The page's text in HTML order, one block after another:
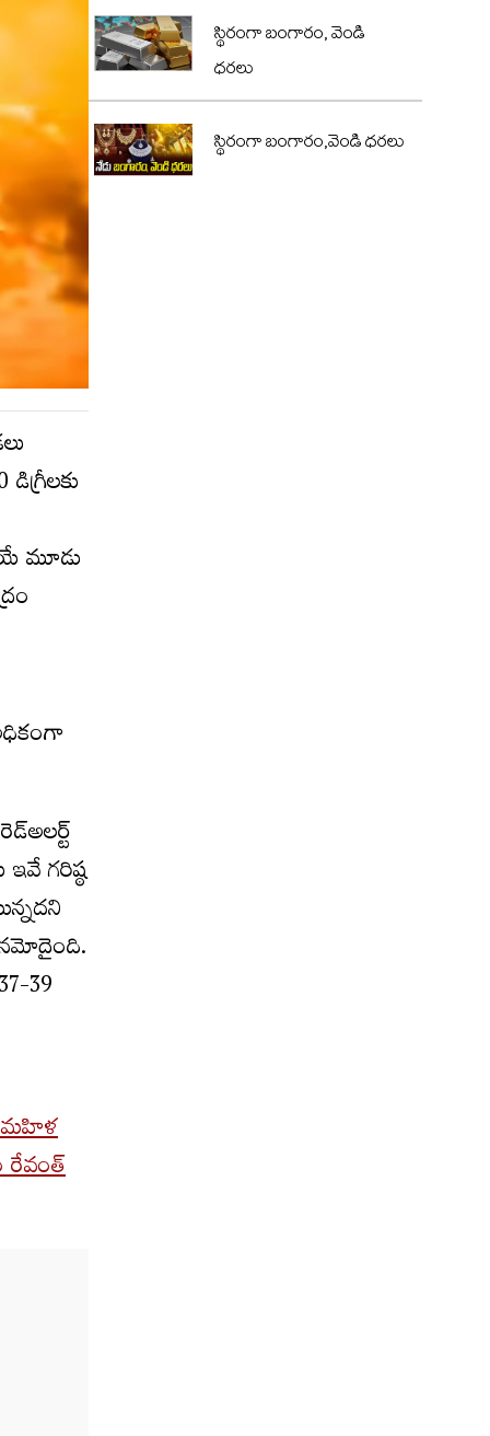
మూడు
గరిష్ఠ
నమోదైంది.
39
మహిళ
రేవంత్
స్థిరంగా బంగారం, వెండి
ధరలు
స్థిరంగా బంగారం,వెండి ధరలు